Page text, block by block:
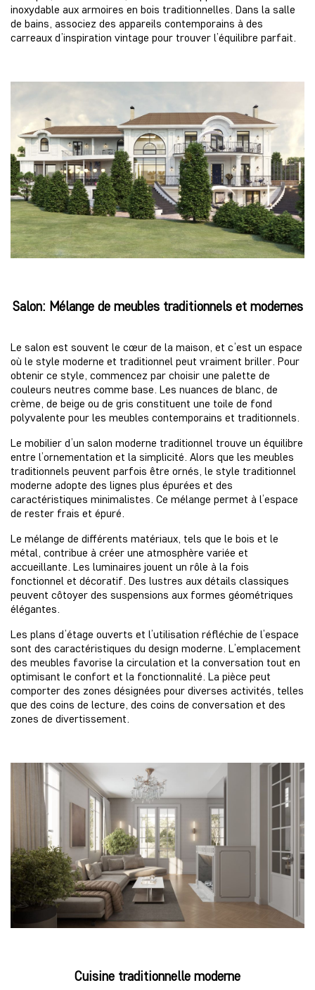
inoxydable aux armoires en bois traditionnelles. Dans la salle
de bains, associez des appareils contemporains à des
carreaux d’inspiration vintage pour trouver l’équilibre parfait.
Salon: Mélange de meubles traditionnels et modernes
Le salon est souvent le cœur de la maison, et c’est un espace
où le style moderne et traditionnel peut vraiment briller. Pour
obtenir ce style, commencez par choisir une palette de
couleurs neutres comme base. Les nuances de blanc, de
crème, de beige ou de gris constituent une toile de fond
polyvalente pour les meubles contemporains et traditionnels.
Le mobilier d’un salon moderne traditionnel trouve un équilibre
entre l’ornementation et la simplicité. Alors que les meubles
traditionnels peuvent parfois être ornés, le style traditionnel
moderne adopte des lignes plus épurées et des
caractéristiques minimalistes. Ce mélange permet à l’espace
de rester frais et épuré.
Le mélange de différents matériaux, tels que le bois et le
métal, contribue à créer une atmosphère variée et
accueillante. Les luminaires jouent un rôle à la fois
fonctionnel et décoratif. Des lustres aux détails classiques
peuvent côtoyer des suspensions aux formes géométriques
élégantes.
Les plans d’étage ouverts et l’utilisation réfléchie de l’espace
sont des caractéristiques du design moderne. L’emplacement
des meubles favorise la circulation et la conversation tout en
optimisant le confort et la fonctionnalité. La pièce peut
comporter des zones désignées pour diverses activités, telles
que des coins de lecture, des coins de conversation et des
zones de divertissement.
Cuisine traditionnelle moderne